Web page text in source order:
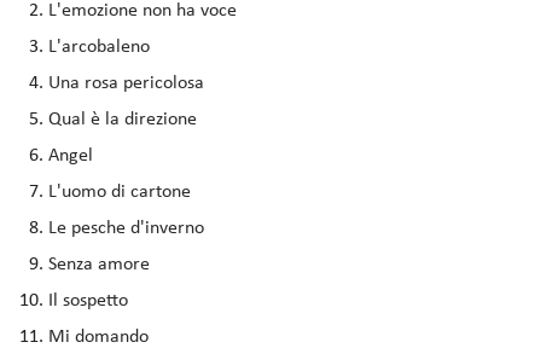
L'emozione non ha voce
L'arcobaleno
Una rosa pericolosa
Qual è la direzione
Angel
L'uomo di cartone
Le pesche d'inverno
Senza amore
Il sospetto
Mi domando